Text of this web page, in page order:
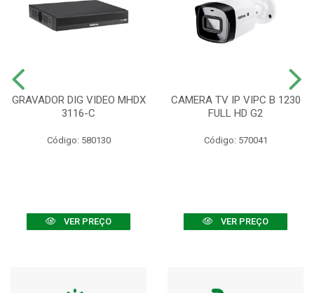
GRAVADOR DIG VIDEO MHDX
3116-C
Código: 580130
VER PREÇO
CAMERA TV IP VIPC B 1230
FULL HD G2
Código: 570041
VER PREÇO